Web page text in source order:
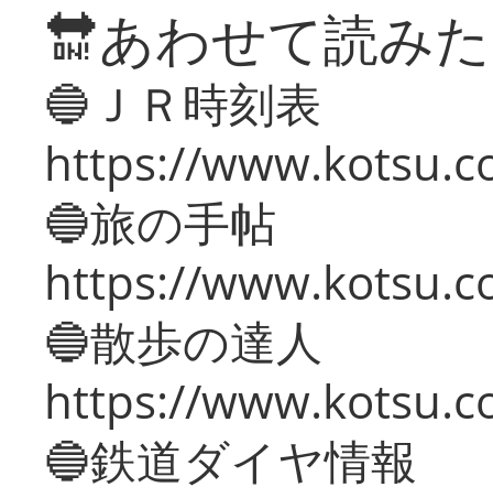
🔛あわせて読み
🔵ＪＲ時刻表
https://
🔵旅の手帖
https://
🔵散歩の達人
https://
🔵鉄道ダイヤ情報